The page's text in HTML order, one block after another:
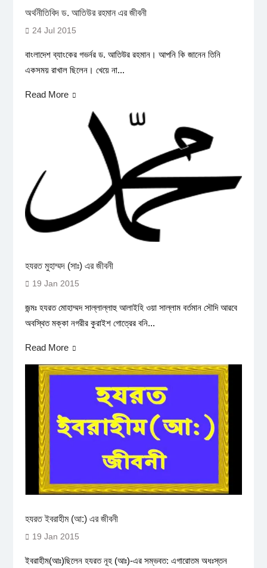
অর্থনীতিবিদ ড. আতিউর রহমান এর জীবনী
24 Jul 2015
বাংলাদেশ ব্যাংকের গভর্নর ড. আতিউর রহমান। আপনি কি জানেন তিনি
একসময় রাখাল ছিলেন। খেয়ে না...
Read More
হযরত মুহাম্মদ (সাঃ) এর জীবনী
19 Jan 2015
জন্মঃ হযরত মোহাম্মদ সাল্লাল্লাহু আলাইহি ওয়া সাল্লাম বর্তমান সৌদি আরবে
অবস্থিত মক্কা নগরীর কুরাইশ গোত্রের বনি...
Read More
হযরত ইবরাহীম (আ:) এর জীবনী
19 Jan 2015
ইবরাহীম(আঃ)ছিলেন হযরত নূহ (আঃ)-এর সম্ভবত: এগারোতম অধঃস্তন